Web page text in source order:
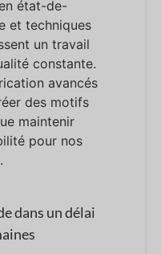
en état-de-
et techniques
un travail
constante.
avancés
des motifs
maintenir
pour nos
dans un délai